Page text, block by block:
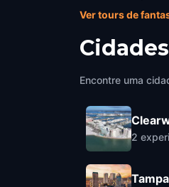
Ver tours de
Encontre uma
2
Tampa